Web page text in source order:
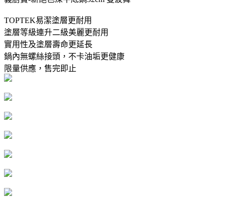
TOPTEK易潔塗層更耐用
塗層等級連升二級美麗更耐用
實用性及塗層壽命更延長
鍋內無螺絲接頭，不卡油垢更健康
限量供應，售完即止